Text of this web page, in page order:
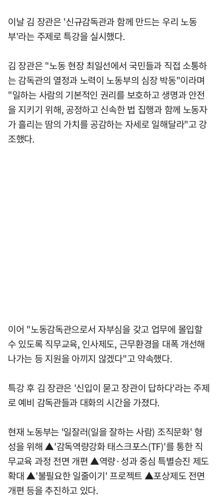
이날 김 장관은 '신규감독관과 함께 만드는 우리 노동
부'라는 주제로 특강을 실시했다.
김 장관은 "노동 현장 최일선에서 국민들과 직접 소통하
는 감독관의 열정과 노력이 노동부의 심장 박동"이라며
"일하는 사람의 기본적인 권리를 보호하고 생명과 안전
을 지키기 위해, 공정하고 신속한 법 집행과 함께 노동자
가 흘리는 땀의 가치를 공감하는 자세로 일해달라"고 강
조했다.
이어 "노동감독관으로서 자부심을 갖고 업무에 몰입할
수 있도록 직무교육, 인사제도, 근무환경을 대폭 개선해
나가는 등 지원을 아끼지 않겠다"고 약속했다.
특강 후 김 장관은 '신입이 묻고 장관이 답하다'라는 주제
로 예비 감독관들과 대화의 시간을 가졌다.
현재 노동부는 '일잘러(일을 잘하는 사람) 조직문화' 형
성을 위해 ▲'감독역량강화 태스크포스(TF)'를 통한 직
무교육 과정 전면 개편 ▲역량·성과 중심 특별승진 제도
확대 ▲'불필요한 일줄이기' 프로젝트 ▲포상제도 전면
개편 등을 추진하고 있다.